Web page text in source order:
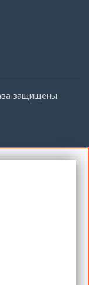
защищены.